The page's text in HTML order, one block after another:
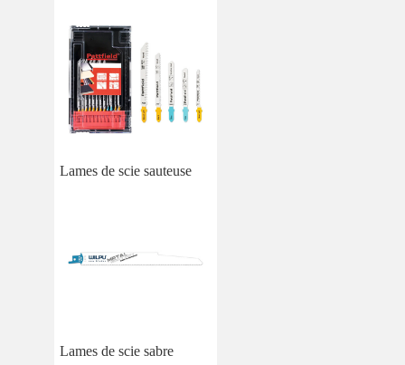
Lames de scie sauteuse
Lames de scie sabre